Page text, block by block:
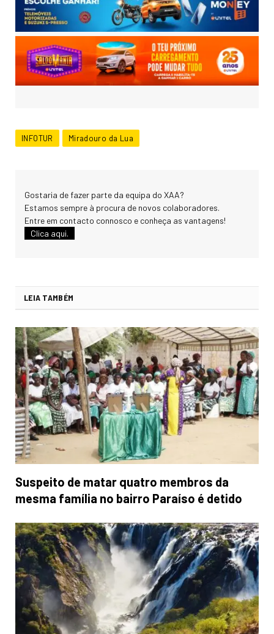
INFOTUR Miradouro da Lua
Gostaria de fazer parte da equipa do XAA?
Estamos sempre à procura de novos colaboradores.
Entre em contacto connosco e conheça as vantagens!
Clica aqui.
LEIA TAMBÉM
Suspeito de matar quatro membros da
mesma família no bairro Paraíso é detido